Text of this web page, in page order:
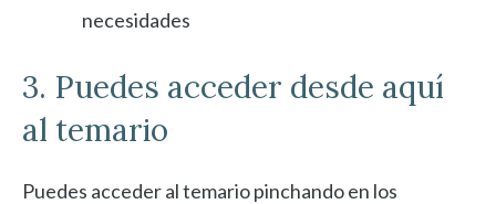
necesidades
3. Puedes acceder desde aquí
al temario
Puedes acceder al temario pinchando en los